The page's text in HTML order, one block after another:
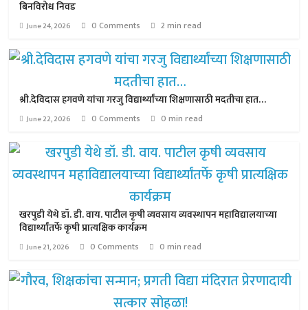
बिनविरोध निवड
June 24, 2026 0 Comments 2 min read
श्री.देविदास हगवणे यांचा गरजु विद्यार्थ्यांच्या शिक्षणासाठी मदतीचा हात…
June 22, 2026 0 Comments 0 min read
खरपुडी येथे डॉ. डी. वाय. पाटील कृषी व्यवसाय व्यवस्थापन महाविद्यालयाच्या
विद्यार्थ्यांतर्फे कृषी प्रात्यक्षिक कार्यक्रम
June 21, 2026 0 Comments 0 min read